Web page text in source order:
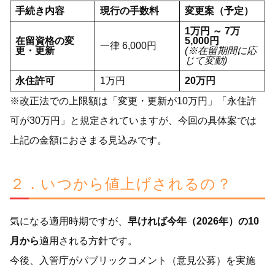
手続き内容
現行の手数料 変更案（予定）
在留資格の変
更・更新
一律 6,000円
1万円 ～ 7万
5,000円
(※在留期間に応
じて変動)
永住許可
1万円
20万円
※改正法での上限額は「変更・更新が10万円」「永住許
可が30万円」と規定されていますが、今回の具体案では
上記の金額におさまる見込みです。
２．いつから値上げされるの？
気になる適用時期ですが、 早ければ今年（2026年）の10
月から適用される方針です。
今後、入管庁がパブリックコメント（意見公募）を実施